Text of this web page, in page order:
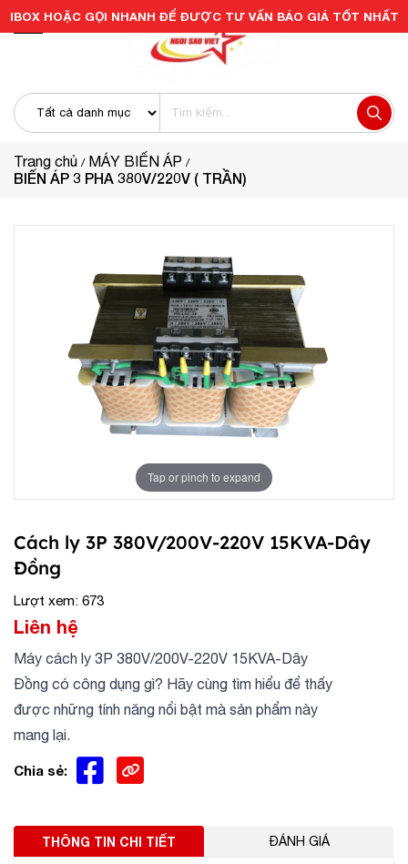
Trang chủ MÁY BIẾN ÁP
BIẾN ÁP 3 PHA 380V/220V ( TRẦN)
Tap or pinch to expand
Cách ly 3P 380V/200V-220V 15KVA-Dây
Đồng
Lượt xem: 673
Liên hệ
Máy cách ly 3P 380V/200V-220V 15KVA-Dây
Đồng có công dụng gì? Hãy cùng tìm hiểu để thấy
được những tính năng nổi bật mà sản phẩm này
mang lại.
Chia sẻ:
THÔNG TIN CHI TIẾT ĐÁNH GIÁ
IBOX HOẶC GỌI NHANH ĐỂ ĐƯỢC TƯ VẤN BÁO GIÁ TỐT NHẤT